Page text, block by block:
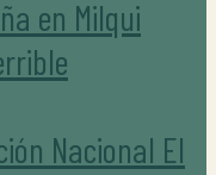
en Milqui
Nacional El